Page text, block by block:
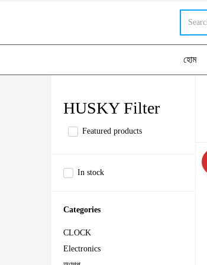
হোম
HUSKY Filter
Featured products
In stock
Categories
CLOCK
Electronics